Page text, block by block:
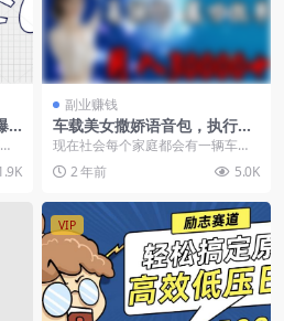
副业赚钱
车载美女撒娇语音包，执行就
出单，月入3000＋，小白看完
课程就能马上实操
现在社会每个家庭都会有一辆车，
基本上都是出门必开车，拿我来
说，出门不开导航我是寸...
2 年前 5.0K
VIP